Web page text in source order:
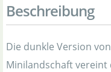
Beschreibung
Die dunkle Version
Minilandschaft